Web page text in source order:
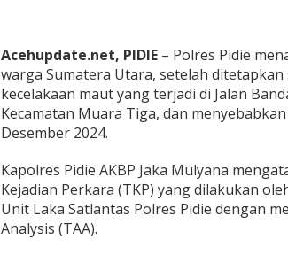
k
a
n
M
a
d
i
P
Acehupdate.net, PIDIE– Polres Pidie
warga Sumatera Utara, setelah
kecelakaan maut yang terjadi di Jalan
Kecamatan Muara Tiga, dan
Desember 2024.
Kapolres Pidie AKBP Jaka Mulyana
Kejadian Perkara (TKP) yang dilakukan
Unit Laka Satlantas Polres Pidie dengan
Analysis (TAA).